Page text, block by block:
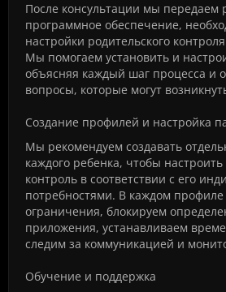
После консультации мы передаем
программное обеспечение,
настройки родительского
Мы помогаем установить и
объясняя каждый шаг процесса и
вопросы, которые могут
Создание профилей и настройка
Мы рекомендуем создавать
каждого ребенка, чтобы
контроль в соответствии с его
потребностями. В каждом
ограничения, блокируем
приложения, устанавливаем
следим за коммуникацией и
Обучение и поддержка